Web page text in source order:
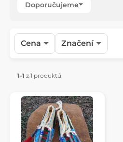
Doporučujeme
Cena Značení
1-1 z 1 produktů